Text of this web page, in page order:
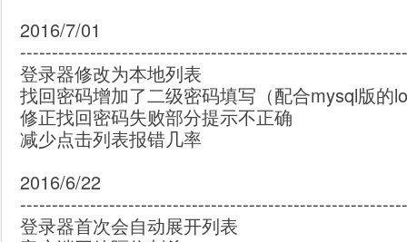
2016/7/01
登录器修改为本地列表
找回密码增加了二级密码填写（配合mysql版的
修正找回密码失败部分提示不正确
减少点击列表报错几率
2016/6/22
登录器首次会自动展开列表